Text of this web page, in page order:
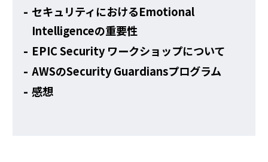
セキュリティにおけるEmotional
Intelligenceの重要性
EPIC Security ワークショップについて
AWSのSecurity Guardiansプログラム
感想